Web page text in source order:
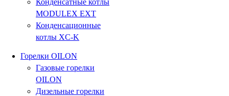
Конденсатные котлы
MODULEX EXT
Конденсационные
котлы XC-K
Горелки OILON
Газовые горелки
OILON
Дизельные горелки